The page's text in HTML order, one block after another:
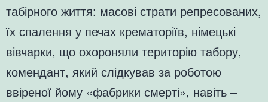
табірного життя: масові страти репресованих,
їх спалення у печах крематоріїв, німецькі
вівчарки, що охороняли територію табору,
комендант, який слідкував за роботою
ввіреної йому «фабрики смерті», навіть –